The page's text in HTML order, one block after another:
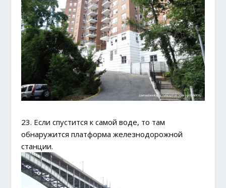
23. Если спустится к самой воде, то там
обнаружится платформа железнодорожной
станции.